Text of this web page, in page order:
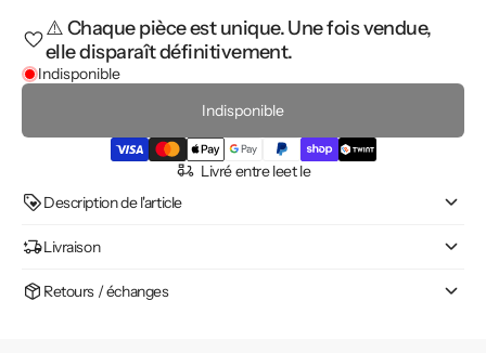
⚠️ Chaque pièce est unique. Une fois vendue,
elle disparaît définitivement.
Indisponible
Indisponible
Livré entre leet le
Description de l'article
Livraison
Retours / échanges